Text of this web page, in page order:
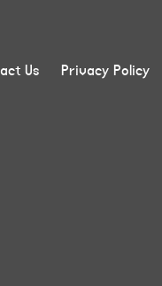
Privacy Policy
Us